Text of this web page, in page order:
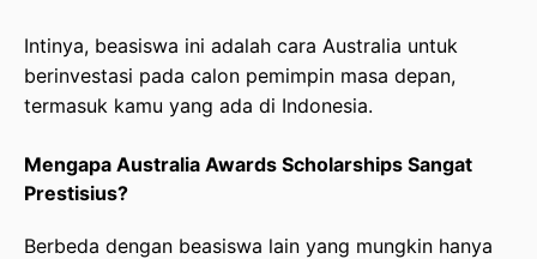
Intinya, beasiswa ini adalah cara Australia untuk
berinvestasi pada calon pemimpin masa depan,
termasuk kamu yang ada di Indonesia.
Mengapa Australia Awards Scholarships Sangat
Prestisius?
Berbeda dengan beasiswa lain yang mungkin hanya